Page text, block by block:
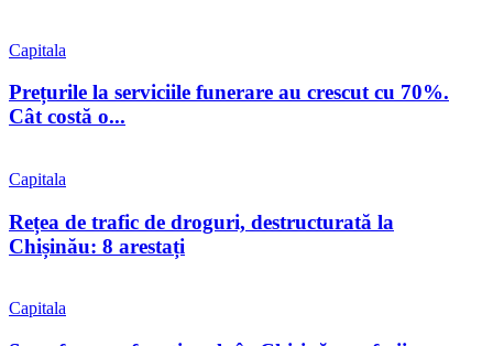
Capitala
Prețurile la serviciile funerare au crescut cu 70%.
Cât costă o...
Capitala
Rețea de trafic de droguri, destructurată la
Chișinău: 8 arestați
Capitala